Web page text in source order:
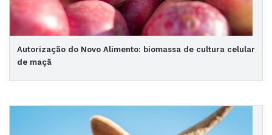
Autorização do Novo Alimento: biomassa de cultura celular
de maçã